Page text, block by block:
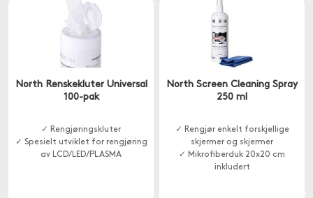
North Renskekluter Universal
100-pak
✓ Rengjøringskluter
✓ Spesielt utviklet for rengjøring
av LCD/LED/PLASMA
North Screen Cleaning Spray
250 ml
✓ Rengjør enkelt forskjellige
skjermer og skjermer
✓ Mikrofiberduk 20x20 cm
inkludert